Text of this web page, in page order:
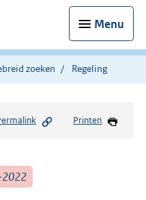
Menu
zoeken Regeling
Printen
2022